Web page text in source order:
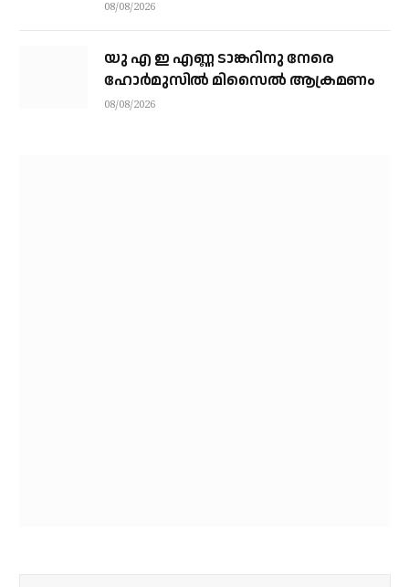
പിരിച്ചുവിട്ടു
08/08/2026
യു എ ഇ എണ്ണ ടാങ്കറിനു നേരെ
ഹോര്‍മുസില്‍ മിസൈല്‍ ആക്രമണം
08/08/2026